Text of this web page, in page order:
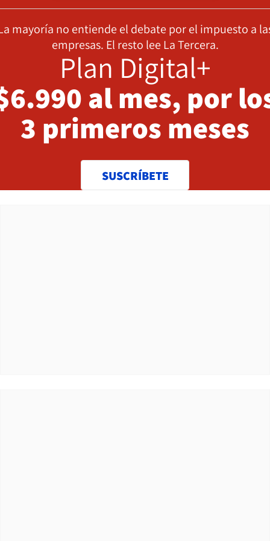
mayoría no entiende el debate por el impuesto a
empresas. El resto lee La Tercera.
Plan Digital+
al mes, por
3 primeros meses
SUSCRÍBETE